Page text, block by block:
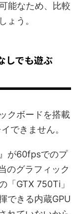
能なため、比較
ょう。
しでも遊ぶ
クボードを搭載
できません。
が60fpsでのプ
のグラフィック
「GTX 750Ti」
できる内蔵GPU